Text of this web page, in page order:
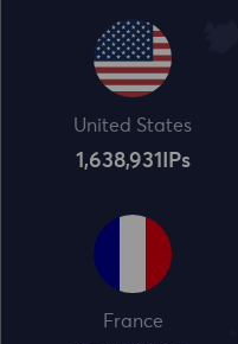
United States
1,638,932 IPs
France